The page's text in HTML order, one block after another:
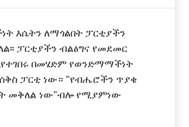
እሴትን ለማጎልበት ፓርቲያችን
ፓርቲያችን ብልፅግና የመደመር
በመሄድም የወንድማማችነት
ፓርቲ ነው። "የብሔሮችን ጥያቄ
መቅለል ነው"ብሎ የሚያምነው